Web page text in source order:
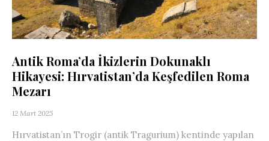
Antik Roma’da İkizlerin Dokunaklı
Hikayesi: Hırvatistan’da Keşfedilen Roma
Mezarı
12 Mart 2025
Hırvatistan’ın Trogir (antik Tragurium) kentinde yapılan